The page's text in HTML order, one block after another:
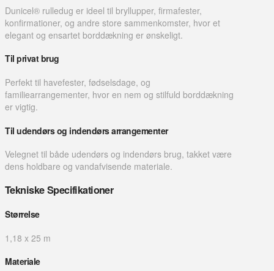
Dunicel® rulledug er ideel til bryllupper, firmafester,
konfirmationer, og andre store sammenkomster, hvor et
elegant og ensartet borddækning er ønskeligt.
Til privat brug
Perfekt til havefester, fødselsdage, og
familiearrangementer, hvor en nem og stilfuld borddækning
er vigtig.
Til udendørs og indendørs arrangementer
Velegnet til både udendørs og indendørs brug, takket være
dens holdbare og vandafvisende materiale.
Tekniske Specifikationer
Størrelse
1,18 x 25 m
Materiale